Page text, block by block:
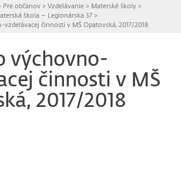
Pre občanov> Vzdelávanie> Materské školy>
škola – Legionárska 37 >
vzdelávacej činnosti v MŠ Opatovská, 2017/2018
výchovno-
činnosti v MŠ
2017/2018